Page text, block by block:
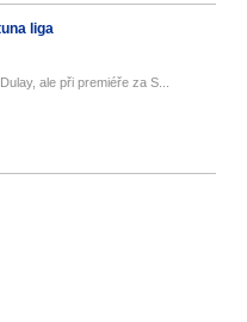
liga
ale při premiéře za S...